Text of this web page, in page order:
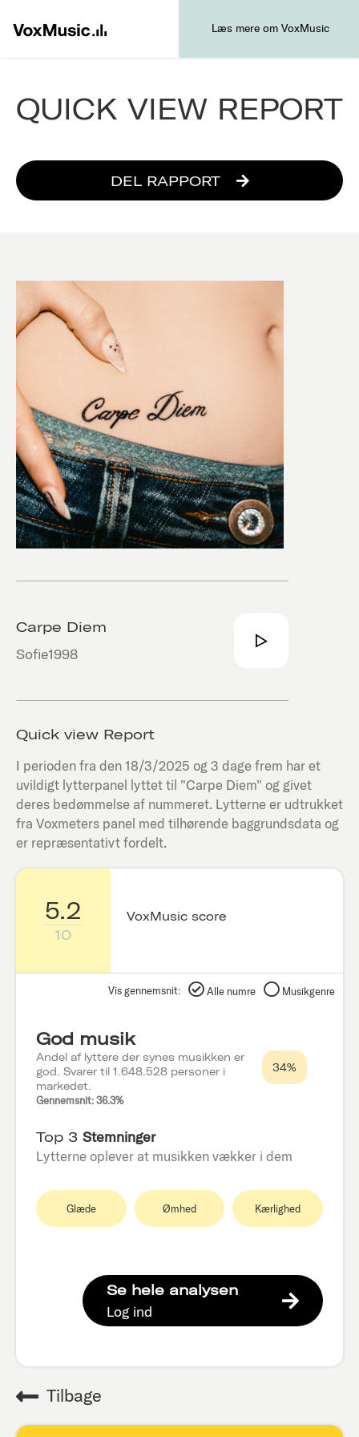
Læs mere om VoxMusic
QUICK VIEW REPORT
DEL RAPPORT
Carpe Diem
Sofie1998
Quick view Report
I perioden fra den18/3/2025 og 3 dage frem har et
uvildigt lytterpanel lyttet til "Carpe Diem" og givet
deres bedømmelse af nummeret. Lytterne er udtrukket
fra Voxmeters panel med tilhørende baggrundsdata og
er repræsentativt fordelt.
5.2
10
VoxMusic score
Vis gennemsnit: Alle numre Musikgenre
God musik
Andel af lyttere der synes musikken er
god. Svarer til 1.648.528 personer i
markedet.
Gennemsnit: 36.3%
34%
Top 3 Stemninger
Lytterne oplever at musikken vækker i dem
Glæde Ømhed Kærlighed
Se hele analysen
Log ind
Tilbage